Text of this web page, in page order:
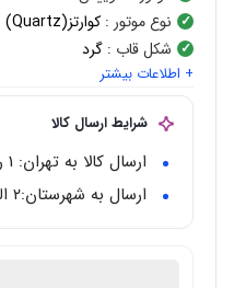
نوع موتور : کوارتز(Quartz)
شکل قاب : گرد
رنگ صفحه
رنگ قاب:نقره ای
رنگ بند: طوسی
نوع قفل: کلیپسی ضامن دار
+ اطلاعات بیشتر
شرایط ارسال کالا
ارسال کالا به تهران: 1 روز کاری
ارسال به شهرستان:‌۲ الی ۳ روز کاری